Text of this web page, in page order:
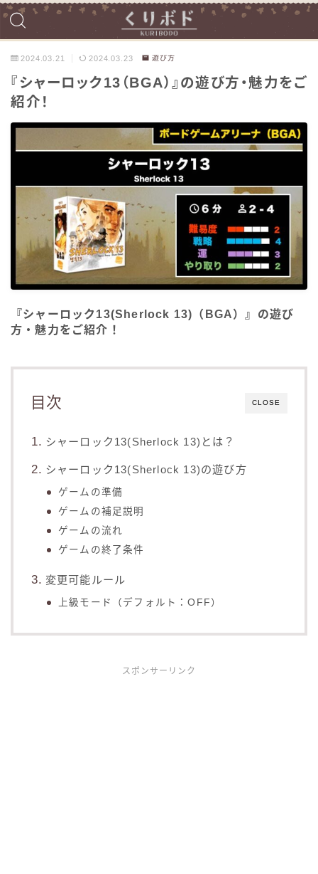
2024.03.21 2024.03.23 遊び方
『シャーロック13（BGA）』の遊び方・魅力をご
紹介！
『シャーロック13(Sherlock 13)（BGA）』の遊び
方・魅力をご紹介！
CLOSE
目次
シャーロック13(Sherlock 13)とは？
シャーロック13(Sherlock 13)の遊び方
ゲームの準備
ゲームの補足説明
ゲームの流れ
ゲームの終了条件
変更可能ルール
上級モード（デフォルト：OFF）
スポンサーリンク